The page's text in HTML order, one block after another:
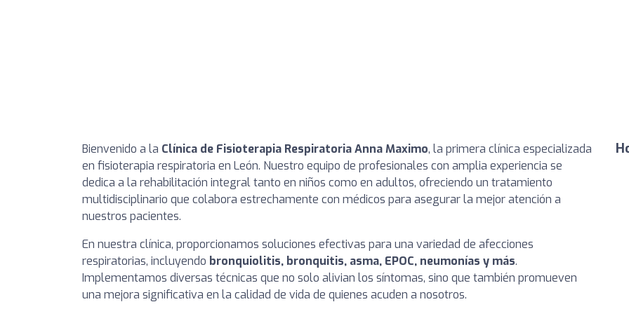
Bienvenido a la Clínica de Fisioterapia Respiratoria Anna Maximo, la primera clínica especializada
en fisioterapia respiratoria en León. Nuestro equipo de profesionales con amplia experiencia se
dedica a la rehabilitación integral tanto en niños como en adultos, ofreciendo un tratamiento
multidisciplinario que colabora estrechamente con médicos para asegurar la mejor atención a
nuestros pacientes.
En nuestra clínica, proporcionamos soluciones efectivas para una variedad de afecciones
respiratorias, incluyendo bronquiolitis, bronquitis, asma, EPOC, neumonías y más.
Implementamos diversas técnicas que no solo alivian los síntomas, sino que también promueven
una mejora significativa en la calidad de vida de quienes acuden a nosotros.